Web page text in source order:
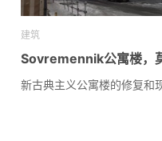
建筑
Sovremennik公寓楼，
新古典主义公寓楼的修复和